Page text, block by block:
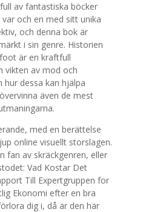
av fantastiska böcker
och en med sitt unika
och denna bok är
i sin genre. Historien
är en kraftfull
vikten av mod och
hur dessa kan hjälpa
även de mest
med en berättelse
online visuellt storslagen.
fan av skräckgenren, eller
Vad Kostar Det
Till Expertgruppen for
Ekonomi efter en bra
dig i, då är den här